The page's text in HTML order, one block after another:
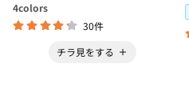
4colors
30件
チラ見をする